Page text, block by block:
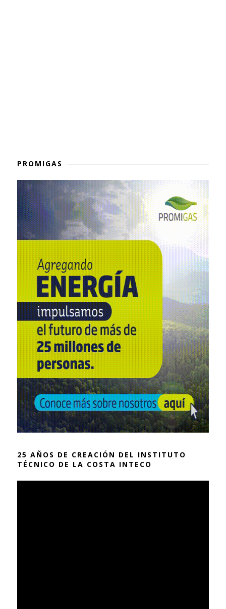
PROMIGAS
25 AÑOS DE CREACIÓN DEL INSTITUTO
TÉCNICO DE LA COSTA INTECO